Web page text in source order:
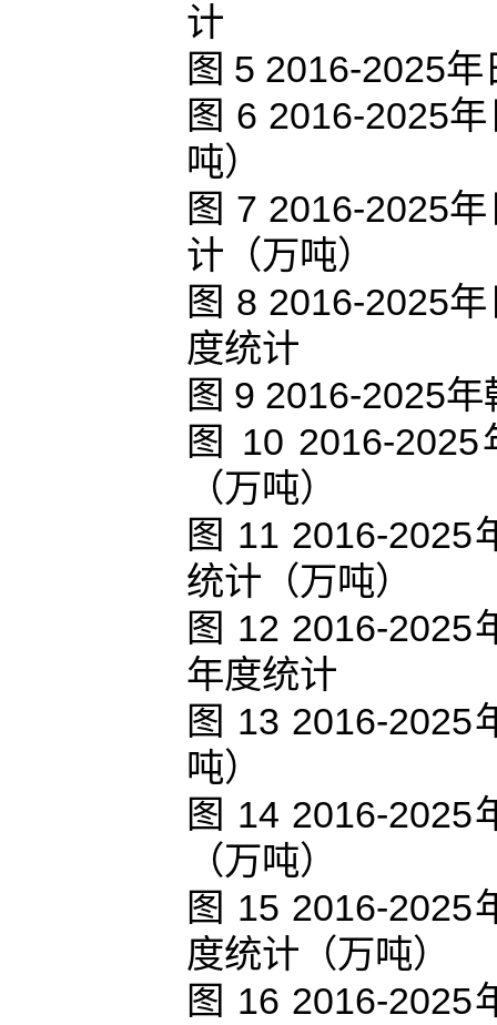
计
图 5 2016-2025
图 6 2016-2025
吨）
图 7 2016-2025
计（万吨）
图 8 2016-2025
度统计
图 9 2016-2025
图 10 2016-
（万吨）
图 11 2016-2025
统计（万吨）
图 12 2016-2025
年度统计
图 13 2016-2025
吨）
图 14 2016-2025
（万吨）
图 15 2016-2025
度统计（万吨）
图 16 2016-2025